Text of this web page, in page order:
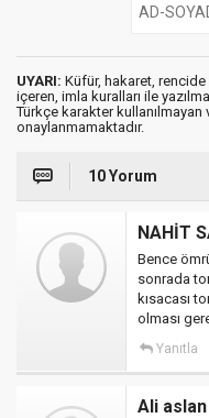
UYARI: Küfür, hakaret, rencide
içeren, imla kuralları ile
Türkçe karakter kullanılmayan
onaylanmamaktadır.
10 Yorum
NAHİT
Bence
sonrada
kısacası
olması
Yanıtla
Ali aslan